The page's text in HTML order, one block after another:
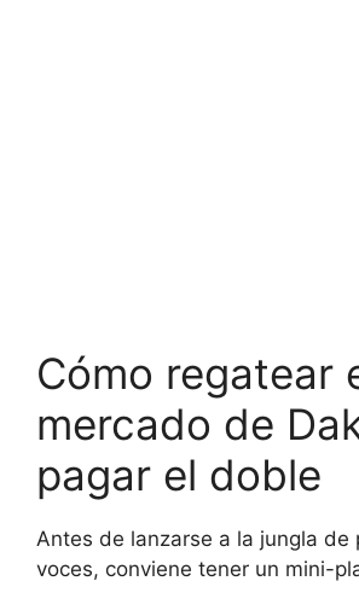
Cómo regatear
mercado de
pagar el doble
Antes de lanzarse a la jungla de
voces, conviene tener un mini-